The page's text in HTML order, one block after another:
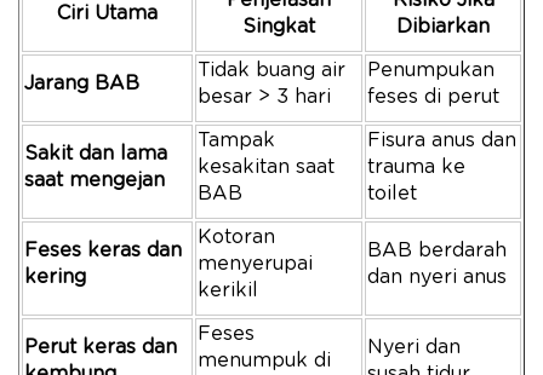
Ciri Utama
Singkat
Dibiarkan
Jarang BAB
Tidak buang air
besar > 3 hari
Penumpukan
feses di perut
Sakit dan lama
saat mengejan
Tampak
kesakitan saat
BAB
Fisura anus dan
trauma ke
toilet
Feses keras dan
kering
Kotoran
menyerupai
kerikil
BAB berdarah
dan nyeri anus
Perut keras dan
Feses
menumpuk di
Nyeri dan